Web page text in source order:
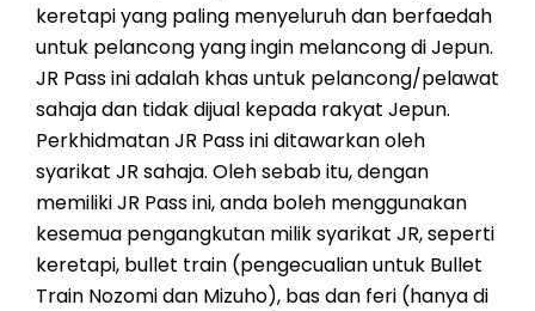
keretapi yang paling menyeluruh dan berfaedah
untuk pelancong yang ingin melancong di Jepun.
JR Pass ini adalah khas untuk pelancong/pelawat
sahaja dan tidak dijual kepada rakyat Jepun.
Perkhidmatan JR Pass ini ditawarkan oleh
syarikat JR sahaja. Oleh sebab itu, dengan
memiliki JR Pass ini, anda boleh menggunakan
kesemua pengangkutan milik syarikat JR, seperti
keretapi, bullet train (pengecualian untuk Bullet
Train Nozomi dan Mizuho), bas dan feri (hanya di